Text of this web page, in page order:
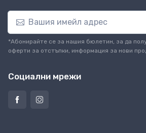
*Абонирайте се за нашия бюлетин, за да
оферти за отстъпки, информация за нови
Социални мрежи